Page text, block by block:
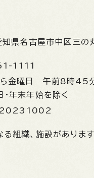
知県名古屋市中区三の
1111
ら金曜日 午前8時45
・年末年始を除く
組織、施設がありま